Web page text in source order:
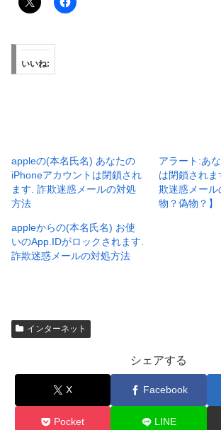
いいね:
appleの(本名氏名) あなたの
iPhoneアカウントは閉鎖され
ます. 詐欺迷惑メールの対処
方法
アラート:あ
は閉鎖され
欺迷惑メール
物？偽物？】
appleからの(本名氏名) お使
いのApp.IDがロックされます.
詐欺迷惑メールの対処方法
インターネット
シェアする
X Facebook
Pocket LINE